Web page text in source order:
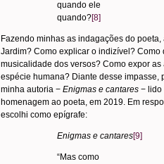
quando ele
quando?[8]
Fazendo minhas as indagações do
Jardim? Como explicar o indizível?
musicalidade dos versos? Como expor
espécie humana? Diante desse impasse,
minha autoria − Enigmas e cantares − lido
homenagem ao poeta, em 2019. Em
escolhi como epígrafe:
Enigmas e cantares[9]
“Mas como